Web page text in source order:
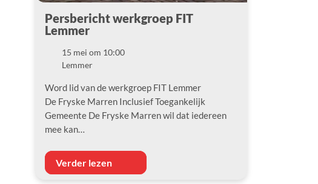
Persbericht werkgroep FIT
Lemmer
Datum
15 mei om 10:00
Locatie
Lemmer
Word lid van de werkgroep FIT Lemmer
De Fryske Marren Inclusief Toegankelijk
Gemeente De Fryske Marren wil dat iedereen
mee kan…
Verder lezen